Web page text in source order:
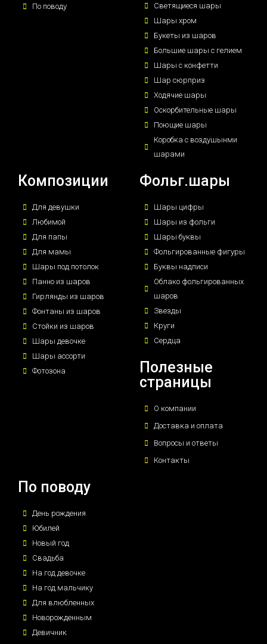
По поводу
Светящиеся шары
Шары хром
Букеты из шаров
Большие шары с гелием
Шары с конфетти
Шар сюрприз
Ходячие шары
Оскорбительные шары
Поющие шары
Коробка с воздушынми
шарами
Композиции
Для девушки
Любимой
Для папы
Для мамы
Шары под потолок
Панно из шаров
Гирлянды из шаров
Фонтаны из шаров
Стойки из шаров
Шары девочке
Шары ассорти
Фотозона
Фольг.шары
Шары цифры
Шары из фольги
Шары буквы
Фольгированные фигуры
Буквы надписи
Облако фольгированных
шаров
Звезды
Круги
Сердца
Полезные
страницы
О компании
Доставка и оплата
Вопросы и ответы
Контакты
По поводу
День рождения
Юбилей
Новый год
Свадьба
На год девочке
На год мальчику
Для влюбленных
Новорожденным
Девичник